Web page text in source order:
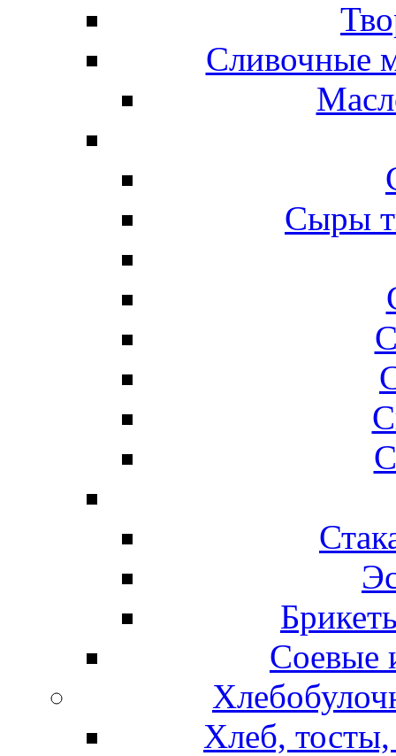
Сливочные
Сыры
Соевые
Хлеб,